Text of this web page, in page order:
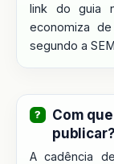
link do guia
economiza
segundo a
Com
publicar?
A cadência